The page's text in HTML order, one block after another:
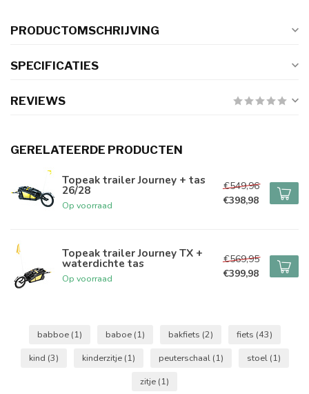
PRODUCTOMSCHRIJVING
SPECIFICATIES
REVIEWS
GERELATEERDE PRODUCTEN
Topeak trailer Journey + tas
26/28
Op voorraad
€549,96
€398,98
Topeak trailer Journey TX +
waterdichte tas
Op voorraad
€569,95
€399,98
babboe (1) baboe (1) bakfiets (2) fiets (43)
kind (3) kinderzitje (1) peuterschaal (1) stoel (1)
zitje (1)